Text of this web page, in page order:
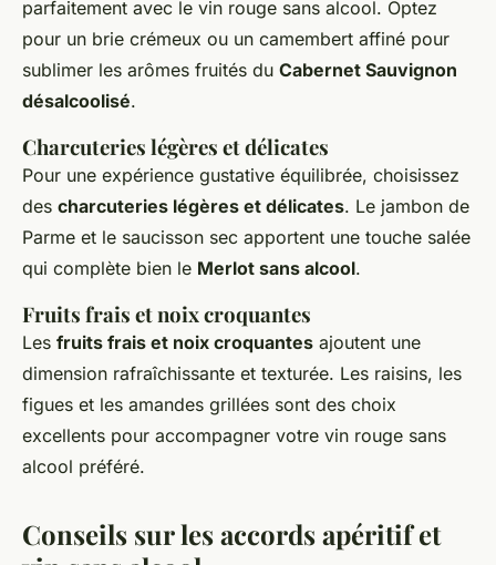
parfaitement avec le vin rouge sans alcool. Optez
pour un brie crémeux ou un camembert affiné pour
sublimer les arômes fruités du Cabernet Sauvignon
désalcoolisé.
Charcuteries légères et délicates
Pour une expérience gustative équilibrée, choisissez
des charcuteries légères et délicates. Le jambon de
Parme et le saucisson sec apportent une touche salée
qui complète bien le Merlot sans alcool.
Fruits frais et noix croquantes
Les fruits frais et noix croquantes ajoutent une
dimension rafraîchissante et texturée. Les raisins, les
figues et les amandes grillées sont des choix
excellents pour accompagner votre vin rouge sans
alcool préféré.
Conseils sur les accords apéritif et